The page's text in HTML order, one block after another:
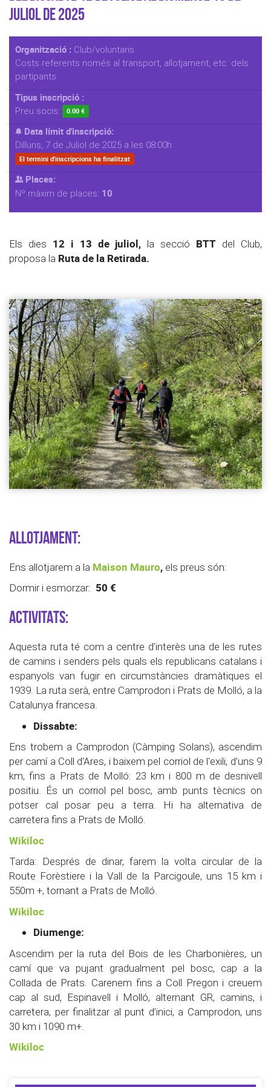
Juliol de 2025
Organització : Club/voluntaris
Costs referents només al transport, allotjament, etc. dels
partipants.
Tipus inscripció :
Preu socis: 0.00 €
Data límit d'inscripció:
Dilluns, 7 de Juliol de 2025 a les 08:00h
El termini d'inscripcions ha finalitzat
Places:
Nº màxim de places: 10
Els dies 12 i 13 de juliol, la secció BTT del Club,
proposa la Ruta de la Retirada.
ALLOTJAMENT:
Ens allotjarem a la Maison Mauro, els preus són:
Dormir i esmorzar: 50 €
ACTIVITATS:
Aquesta ruta té com a centre d’interès una de les rutes
de camins i senders pels quals els republicans catalans i
espanyols van fugir en circumstàncies dramàtiques el
1939. La ruta serà, entre Camprodon i Prats de Molló, a la
Catalunya francesa.
Dissabte:
Ens trobem a Camprodon (Càmping Solans), ascendim
per camí a Coll d'Ares, i baixem pel corriol de l'exili, d’uns 9
km, fins a Prats de Molló: 23 km i 800 m de desnivell
positiu. És un corriol pel bosc, amb punts tècnics on
potser cal posar peu a terra. Hi ha alternativa de
carretera fins a Prats de Molló.
Wikiloc
Tarda: Després de dinar, farem la volta circular de la
Route Forèstiere i la Vall de la Parcigoule, uns 15 km i
550m +, tornant a Prats de Molló.
Wikiloc
Diumenge:
Ascendim per la ruta del Bois de les Charbonières, un
camí que va pujant gradualment pel bosc, cap a la
Collada de Prats. Carenem fins a Coll Pregon i creuem
cap al sud, Espinavell i Molló, alternant GR, camins, i
carretera, per finalitzar al punt d’inici, a Camprodon, uns
30 km i 1090 m+.
Wikiloc